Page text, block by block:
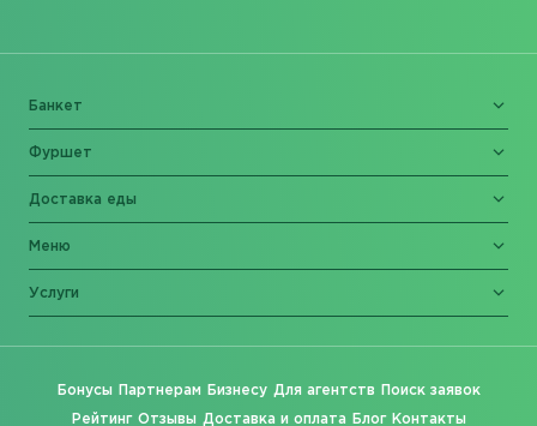
Банкет
Фуршет
Доставка еды
Меню
Услуги
Бонусы Партнерам Бизнесу Для агентств Поиск заявок
Рейтинг Отзывы Доставка и оплата Блог Контакты